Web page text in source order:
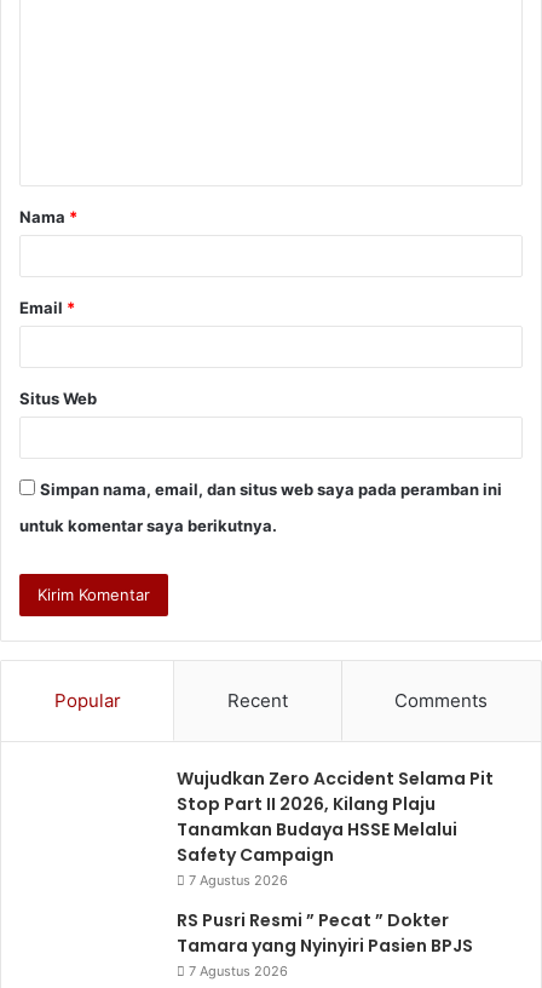
a
r
Nama *
Email *
Situs Web
Simpan nama, email, dan situs web saya pada peramban ini
untuk komentar saya berikutnya.
Popular Recent Comments
Wujudkan Zero Accident Selama Pit
Stop Part II 2026, Kilang Plaju
Tanamkan Budaya HSSE Melalui
Safety Campaign
7 Agustus 2026
RS Pusri Resmi ” Pecat ” Dokter
Tamara yang Nyinyiri Pasien BPJS
7 Agustus 2026